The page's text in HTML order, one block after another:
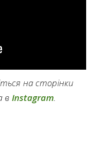
на сторінки
в Instagram.